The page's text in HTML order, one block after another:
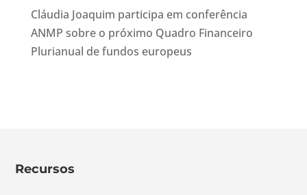
Cláudia Joaquim participa em conferência
ANMP sobre o próximo Quadro Financeiro
Plurianual de fundos europeus
Recursos